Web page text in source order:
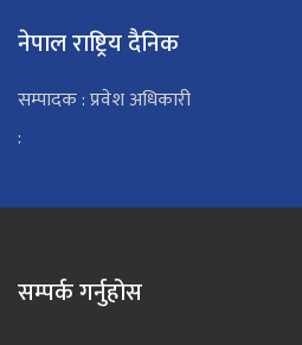
नेपाल राष्ट्रिय दैनिक
सम्पादक : प्रवेश अधिकारी
:
सम्पर्क गर्नुहोस